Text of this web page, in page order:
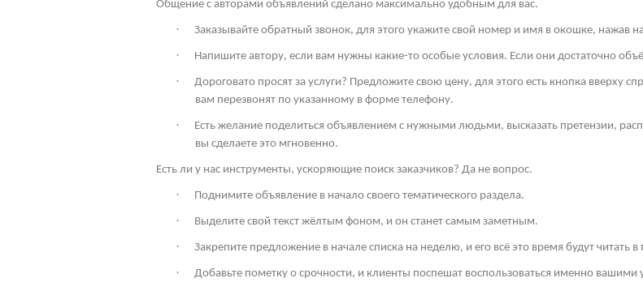
Общение с авторами объявлений сделано максимально удобным для вас.
· Заказывайте обратный звонок, для этого укажите свой номер и имя в окошке, нажав
· Напишите автору, если вам нужны какие-то особые условия. Если они достаточно
·
Дороговато просят за услуги? Предложите свою цену, для этого есть кнопка
вам перезвонят по указанному в форме телефону.
·
Есть желание поделиться объявлением с нужными людьми, высказать претензии,
вы сделаете это мгновенно.
Есть ли у нас инструменты, ускоряющие поиск заказчиков? Да не вопрос.
· Поднимите объявление в начало своего тематического раздела.
· Выделите свой текст жёлтым фоном, и он станет самым заметным.
· Закрепите предложение в начале списка на неделю, и его всё это время будут читать
· Добавьте пометку о срочности, и клиенты поспешат воспользоваться именно вашими